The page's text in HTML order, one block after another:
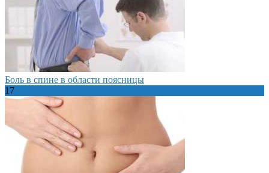
Боль в спине в области поясницы
17